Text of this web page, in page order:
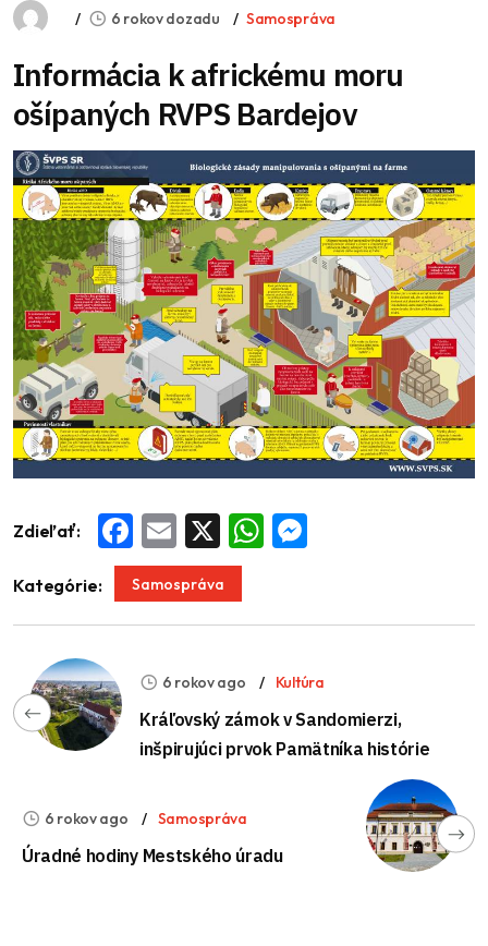
6 rokov dozadu Samospráva
Informácia k africkému moru
ošípaných RVPS Bardejov
Zdieľať: Facebook
Email WhatsApp
Kategórie: Samospráva
6 rokov ago Kultúra
Kráľovský zámok v Sandomierzi,
inšpirujúci prvok Pamätníka histórie
6 rokov ago Samospráva
Úradné hodiny Mestského úradu